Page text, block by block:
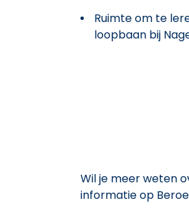
Ruimte om te
loopbaan bij
Wil je meer weten
informatie op